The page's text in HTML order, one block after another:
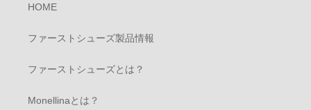
HOME
ファーストシューズ製品情報
ファーストシューズとは？
Monellinaとは？